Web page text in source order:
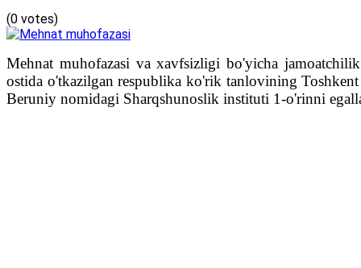
(0 votes)
Mehnat muhofazasi va xavfsizligi bo'yicha
ostida o'tkazilgan respublika ko'rik tanlovining
Beruniy nomidagi Sharqshunoslik instituti 1-o'rinni